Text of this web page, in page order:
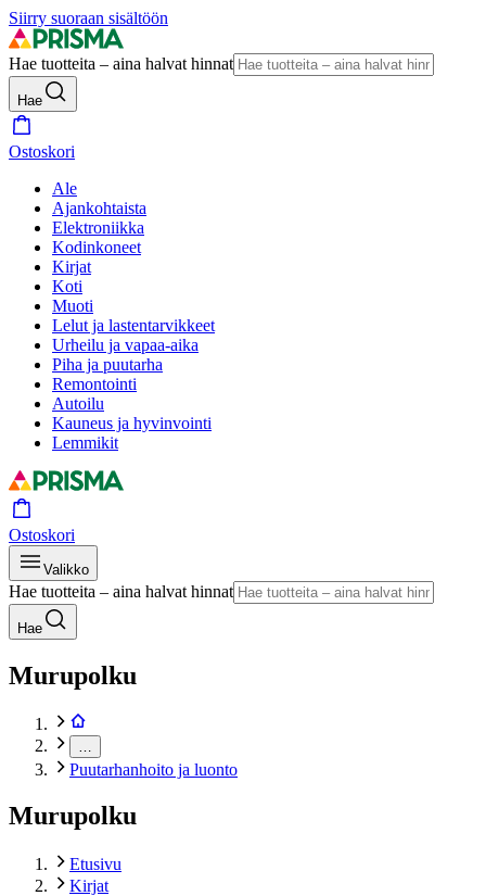
Siirry suoraan sisältöön
Hae tuotteita – aina halvat hinnat
Hae
Ostoskori
Ale
Ajankohtaista
Elektroniikka
Kodinkoneet
Kirjat
Koti
Muoti
Lelut ja lastentarvikkeet
Urheilu ja vapaa-aika
Piha ja puutarha
Remontointi
Autoilu
Kauneus ja hyvinvointi
Lemmikit
Ostoskori
Valikko
Hae tuotteita – aina halvat hinnat
Hae
Murupolku
Puutarhanhoito ja luonto
Murupolku
Etusivu
Kirjat